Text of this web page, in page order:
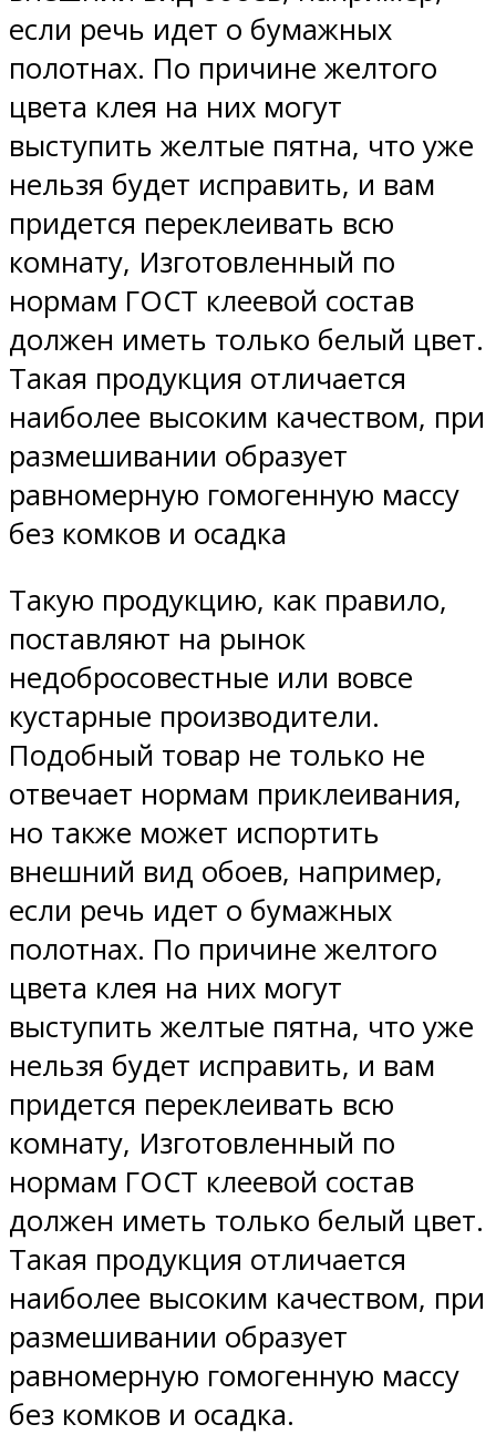
если речь идет о бумажных
полотнах. По причине желтого
цвета клея на них могут
выступить желтые пятна, что уже
нельзя будет исправить, и вам
придется переклеивать всю
комнату, Изготовленный по
нормам ГОСТ клеевой состав
должен иметь только белый цвет.
Такая продукция отличается
наиболее высоким качеством, при
размешивании образует
равномерную гомогенную массу
без комков и осадка
Такую продукцию, как правило,
поставляют на рынок
недобросовестные или вовсе
кустарные производители.
Подобный товар не только не
отвечает нормам приклеивания,
но также может испортить
внешний вид обоев, например,
если речь идет о бумажных
полотнах. По причине желтого
цвета клея на них могут
выступить желтые пятна, что уже
нельзя будет исправить, и вам
придется переклеивать всю
комнату, Изготовленный по
нормам ГОСТ клеевой состав
должен иметь только белый цвет.
Такая продукция отличается
наиболее высоким качеством, при
размешивании образует
равномерную гомогенную массу
без комков и осадка.